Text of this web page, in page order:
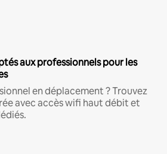
aux professionnels pour les
en déplacement ? Trouvez
avec accès wifi haut débit et